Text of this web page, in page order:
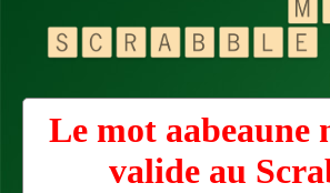
Le mot aabeaune
valide au